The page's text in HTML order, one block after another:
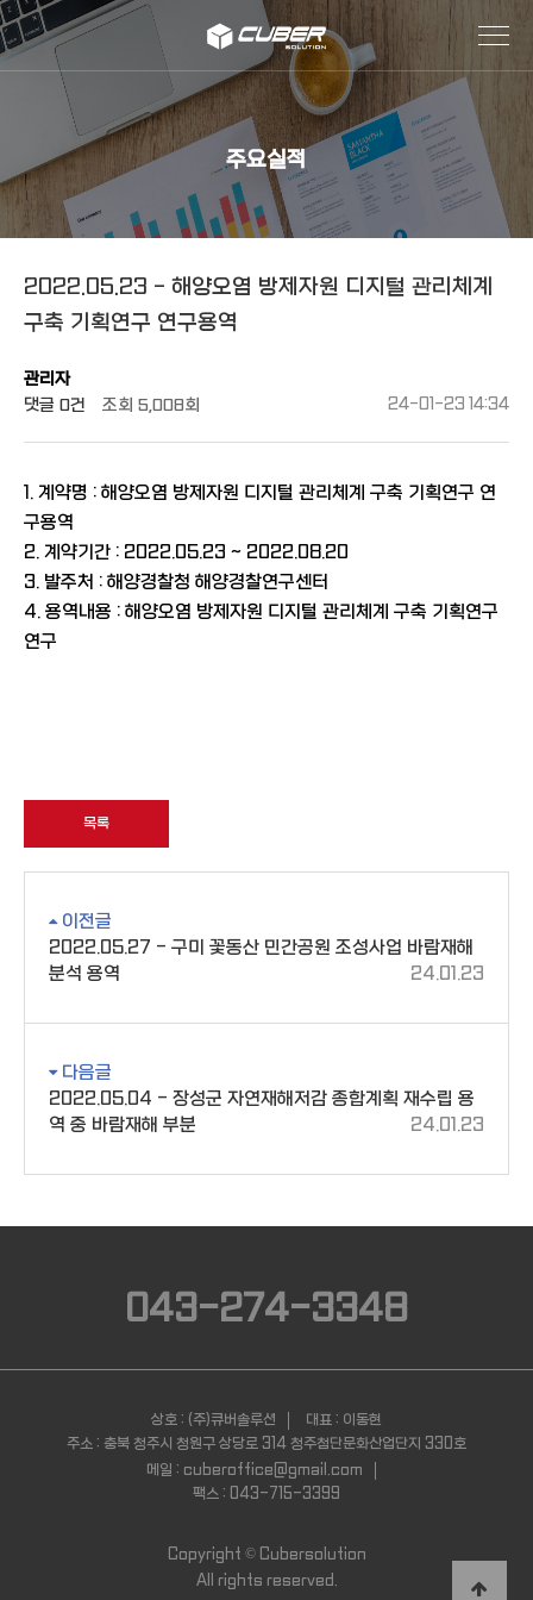
주요실적
2022.05.23 - 해양오염 방제자원 디지털 관리체계
구축 기획연구 연구용역
관리자
댓글 0건 조회 5,008회 24-01-23 14:34
1. 계약명 : 해양오염 방제자원 디지털 관리체계 구축 기획연구 연
구용역
2. 계약기간 : 2022.05.23 ~ 2022.08.20
3. 발주처 : 해양경찰청 해양경찰연구센터
4. 용역내용 : 해양오염 방제자원 디지털 관리체계 구축 기획연구
연구
목록
이전글
2022.05.27 - 구미 꽃동산 민간공원 조성사업 바람재해
분석 용역
24.01.23
다음글
2022.05.04 - 장성군 자연재해저감 종합계획 재수립 용
역 중 바람재해 부분
24.01.23
043-274-3348
상호 : (주)큐버솔루션
대표 : 이동현
주소 : 충북 청주시 청원구 상당로 314 청주첨단문화산업단지 330호
메일 : cuberoffice@gmail.com
팩스 : 043-715-3399
Copyright ©
Cubersolution
All rights reserved.